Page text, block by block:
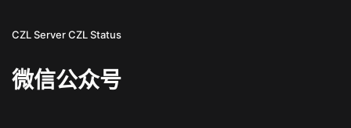
CZL ServerCZL Status
微信公众号